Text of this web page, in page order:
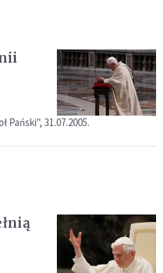
Pański", 31.07.2005.